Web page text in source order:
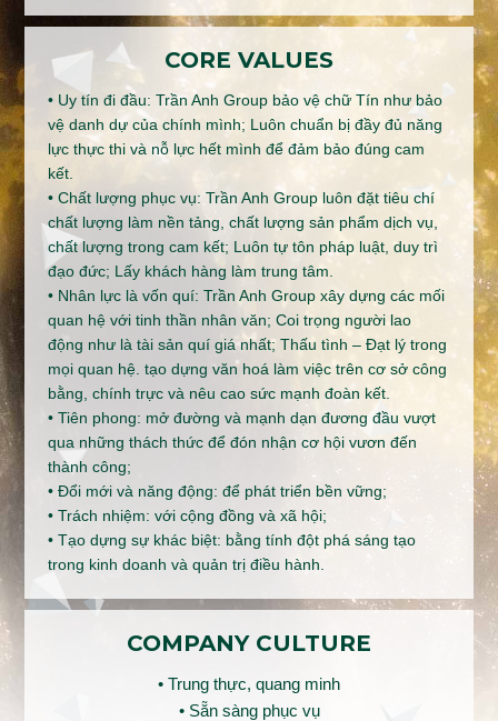
CORE VALUES
• Uy tín đi đầu: Trần Anh Group bảo vệ chữ Tín như bảo
vệ danh dự của chính mình; Luôn chuẩn bị đầy đủ năng
lực thực thi và nỗ lực hết mình để đảm bảo đúng cam
kết.
• Chất lượng phục vụ: Trần Anh Group luôn đặt tiêu chí
chất lượng làm nền tảng, chất lượng sản phẩm dịch vụ,
chất lượng trong cam kết; Luôn tự tôn pháp luật, duy trì
đạo đức; Lấy khách hàng làm trung tâm.
• Nhân lực là vốn quí: Trần Anh Group xây dựng các mối
quan hệ với tinh thần nhân văn; Coi trọng người lao
động như là tài sản quí giá nhất; Thấu tình – Đạt lý trong
mọi quan hệ. tạo dựng văn hoá làm việc trên cơ sở công
bằng, chính trực và nêu cao sức mạnh đoàn kết.
• Tiên phong: mở đường và mạnh dạn đương đầu vượt
qua những thách thức để đón nhận cơ hội vươn đến
thành công;
• Đổi mới và năng động: để phát triển bền vững;
• Trách nhiệm: với cộng đồng và xã hội;
• Tạo dựng sự khác biệt: bằng tính đột phá sáng tạo
trong kinh doanh và quản trị điều hành.
COMPANY CULTURE
• Trung thực, quang minh
• Sẵn sàng phục vụ